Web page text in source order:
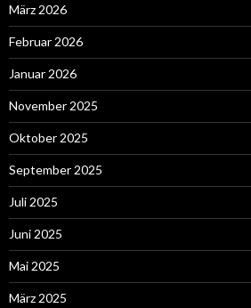
März 2026
Februar 2026
Januar 2026
November 2025
Oktober 2025
September 2025
Juli 2025
Juni 2025
Mai 2025
März 2025